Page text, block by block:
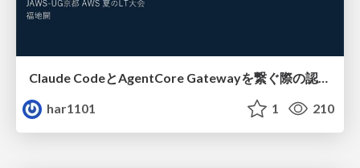
Claude CodeとAgentCore Gatewayを繋ぐ際の認証認可 / Authentication and authorization when connecting Claude Code with AgentCore Gateway
har1101
1 210